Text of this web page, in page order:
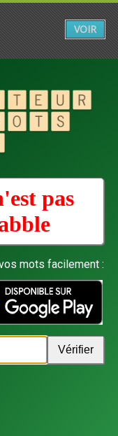
pas
mots facilement :
VOIR